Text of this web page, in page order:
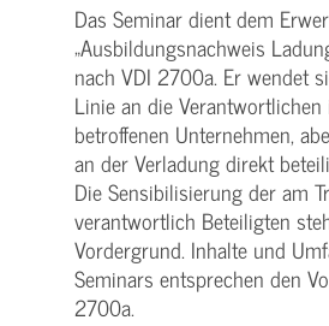
Das Seminar dient dem
„Ausbildungsnachweis
nach VDI 2700a. Er wendet
Linie an die
betroffenen Unternehmen,
an der Verladung direkt
Die Sensibilisierung der am
verantwortlich Beteiligten
Vordergrund. Inhalte und
Seminars entsprechen den
2700a.